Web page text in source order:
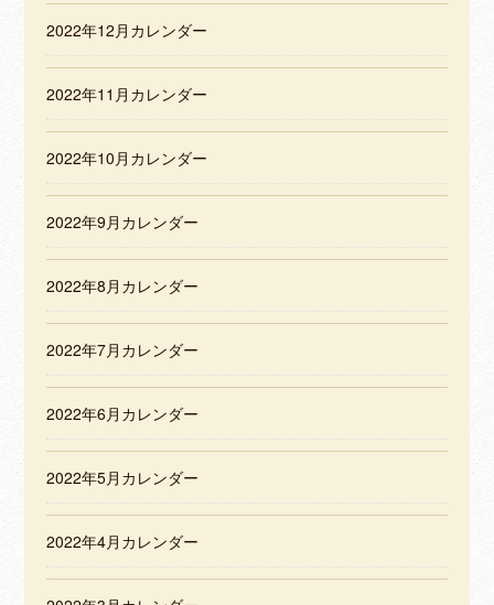
2022年12月カレンダー
2022年11月カレンダー
2022年10月カレンダー
2022年9月カレンダー
2022年8月カレンダー
2022年7月カレンダー
2022年6月カレンダー
2022年5月カレンダー
2022年4月カレンダー